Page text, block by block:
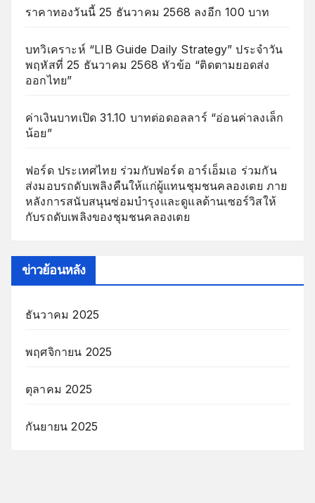
ราคาทองวันนี้ 25 ธันวาคม 2568 ลงอีก 100 บาท
บทวิเคราะห์ “LIB Guide Daily Strategy” ประจำวัน
พฤหัสที่ 25 ธันวาคม 2568 หัวข้อ “ติดตามยอดส่ง
ออกไทย”
ค่าเงินบาทเปิด 31.10 บาทต่อดอลลาร์ “อ่อนค่าลงเล็ก
น้อย”
ฟอร์ด ประเทศไทย ร่วมกับฟอร์ด อาร์เอ็มเอ ร่วมกัน
ส่งมอบรถดับเพลิงคืนให้แก่ผู้แทนชุมชนคลองเตย ภาย
หลังการสนับสนุนซ่อมบำรุงและดูแลด้านเซอร์วิสให้
กับรถดับเพลิงของชุมชนคลองเตย
ข่าวย้อนหลัง
ธันวาคม 2025
พฤศจิกายน 2025
ตุลาคม 2025
กันยายน 2025